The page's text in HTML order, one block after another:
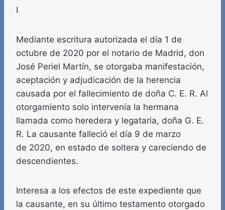
I
Mediante escritura autorizada el día 1 de
octubre de 2020 por el notario de Madrid, don
José Periel Martín, se otorgaba manifestación,
aceptación y adjudicación de la herencia
causada por el fallecimiento de doña C. E. R. Al
otorgamiento solo intervenía la hermana
llamada como heredera y legataria, doña G. E.
R. La causante falleció el día 9 de marzo
de 2020, en estado de soltera y careciendo de
descendientes.
Interesa a los efectos de este expediente que
la causante, en su último testamento otorgado